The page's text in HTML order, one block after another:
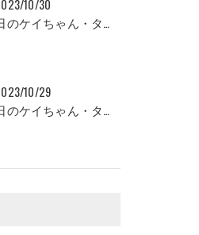
10/30
本日のケイちゃん・タイちゃん
10/29
本日のケイちゃん・タイちゃん